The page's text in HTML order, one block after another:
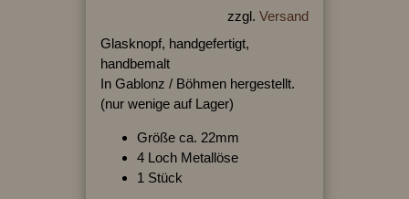
zzgl. Versand
Glasknopf, handgefertigt,
handbemalt
In Gablonz / Böhmen hergestellt.
(nur wenige auf Lager)
Größe ca. 22mm
4 Loch Metallöse
1 Stück